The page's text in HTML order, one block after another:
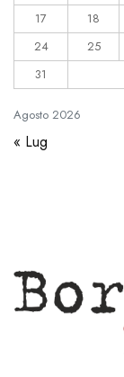
Agosto 2026
17
18
24
25
31
« Lug